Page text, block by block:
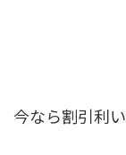
今なら割引利